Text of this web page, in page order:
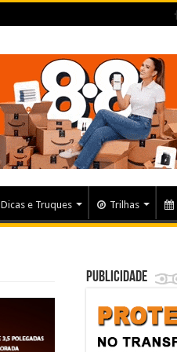
Dicas e Truques Trilhas
Publicidade